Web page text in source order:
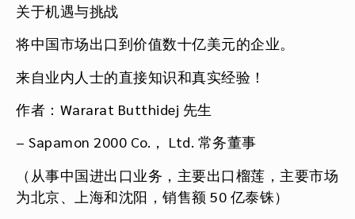
关于机遇与挑战
将中国市场出口到价值数十亿美元的企业。
来自业内人士的直接知识和真实经验！
作者：Wararat Butthidej 先生
– Sapamon 2000 Co.， Ltd. 常务董事
（从事中国进出口业务，主要出口榴莲，主要市场
为北京、上海和沈阳，销售额 50 亿泰铢）